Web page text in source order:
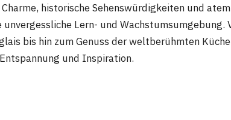
historische Sehenswürdigkeiten und
Lern- und Wachstumsumgebung.
bis hin zum Genuss der weltberühmten
und Inspiration.